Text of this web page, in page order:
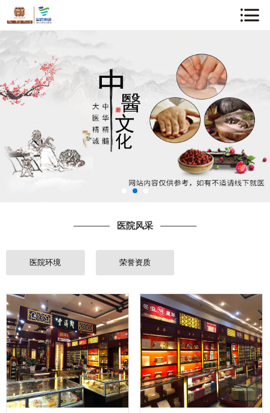
医院风采
医院环境 荣誉资质
关于我们
中医知识
医院风采
就诊指南